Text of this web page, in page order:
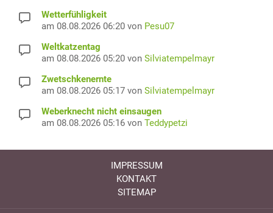
Wetterfühligkeit
am 08.08.2026 06:20 von Pesu07
Weltkatzentag
am 08.08.2026 05:20 von Silviatempelmayr
Zwetschkenernte
am 08.08.2026 05:17 von Silviatempelmayr
Weberknecht nicht einsaugen
am 08.08.2026 05:16 von Teddypetzi
IMPRESSUM
KONTAKT
SITEMAP